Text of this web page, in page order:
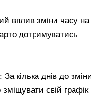
вплив зміни часу на
дотримуватись
: За кілька днів до зміни
свій графік